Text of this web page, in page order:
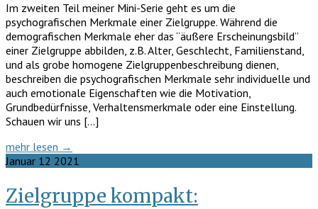
Im zweiten Teil meiner Mini-Serie geht es um die
psychografischen Merkmale einer Zielgruppe. Während die
demografischen Merkmale eher das “äußere Erscheinungsbild”
einer Zielgruppe abbilden, z.B. Alter, Geschlecht, Familienstand,
und als grobe homogene Zielgruppenbeschreibung dienen,
beschreiben die psychografischen Merkmale sehr individuelle und
auch emotionale Eigenschaften wie die Motivation,
Grundbedürfnisse, Verhaltensmerkmale oder eine Einstellung.
Schauen wir uns […]
mehr lesen →
Januar 12 2021
Zielgruppe kompakt: